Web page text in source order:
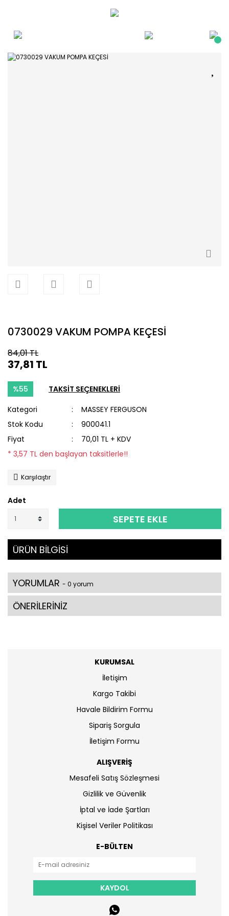
0730029 VAKUM POMPA KEÇESİ
84,01 TL
37,81 TL
%55 TAKSİT SEÇENEKLERİ
Kategori
MASSEY FERGUSON
Stok Kodu
900041.1
Fiyat
70,01 TL + KDV
* 3,57 TL den başlayan taksitlerle!!
Karşılaştır
Adet
SEPETE EKLE
ÜRÜN BİLGİSİ
YORUMLAR - 0 yorum
ÖNERİLERİNİZ
KURUMSAL
İletişim
Kargo Takibi
Havale Bildirim Formu
Sipariş Sorgula
İletişim Formu
ALIŞVERİŞ
Mesafeli Satış Sözleşmesi
Gizlilik ve Güvenlik
İptal ve İade Şartları
Kişisel Veriler Politikası
E-BÜLTEN
KAYDOL